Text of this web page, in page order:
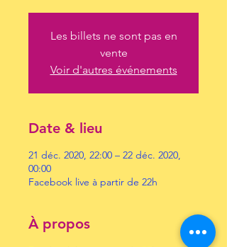
Les billets ne sont pas en
vente
Voir d'autres événements
Date & lieu
21 déc. 2020, 22:00 – 22 déc. 2020,
00:00
Facebook live à partir de 22h
À propos